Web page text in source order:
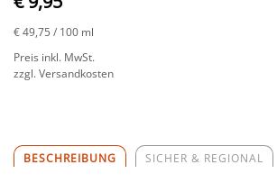
€ 49,75 / 100 ml
Preis inkl. MwSt.
zzgl. Versandkosten
BESCHREIBUNG SICHER & REGIONAL